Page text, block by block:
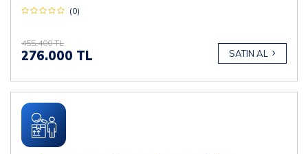
(0)
455.400 TL
276.000 TL SATIN AL